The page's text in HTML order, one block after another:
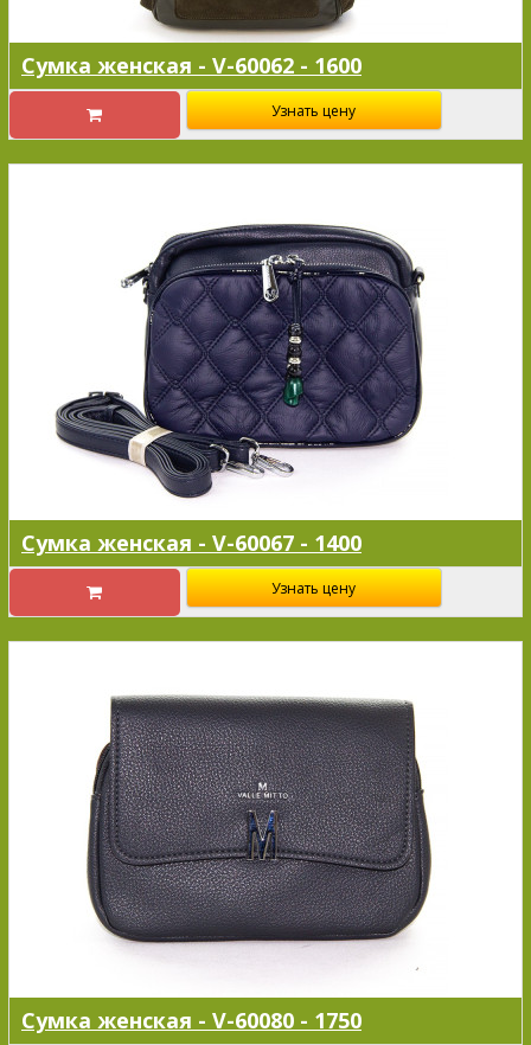
Сумка женская - V-60062 - 1600
Узнать цену
Сумка женская - V-60067 - 1400
Узнать цену
Сумка женская - V-60080 - 1750